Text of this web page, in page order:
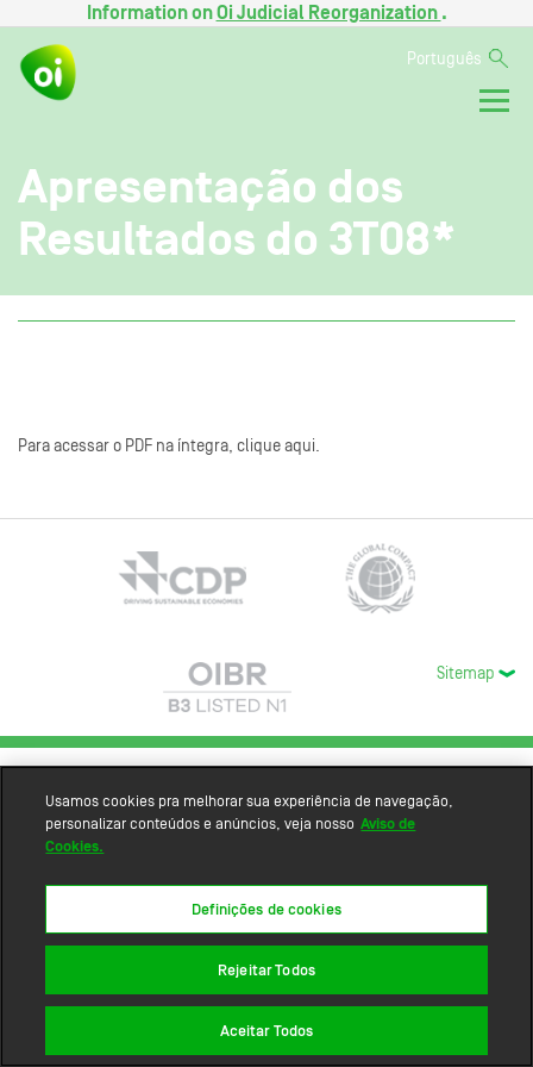
Information onOi Judicial Reorganization .
Português
Apresentação dos
Resultados do 3T08*
Para acessar o PDF na íntegra, clique aqui.
Sitemap
Usamos cookies pra melhorar sua experiência de navegação,
personalizar conteúdos e anúncios, veja nosso Aviso de
Cookies.
Definições de cookies
Rejeitar Todos
Aceitar Todos